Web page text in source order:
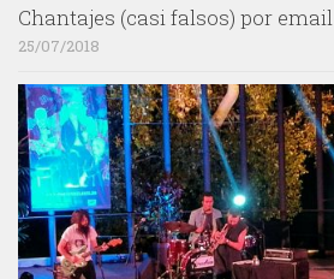
Chantajes (casi falsos) por email
25/07/2018